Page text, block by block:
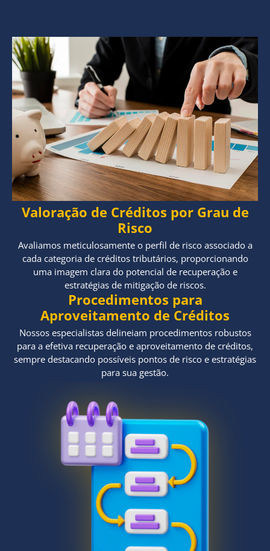
Valoração de Créditos por Grau de
Risco
Avaliamos meticulosamente o perfil de risco associado a
cada categoria de créditos tributários, proporcionando
uma imagem clara do potencial de recuperação e
estratégias de mitigação de riscos.
Procedimentos para
Aproveitamento de Créditos
Nossos especialistas delineiam procedimentos robustos
para a efetiva recuperação e aproveitamento de créditos,
sempre destacando possíveis pontos de risco e estratégias
para sua gestão.